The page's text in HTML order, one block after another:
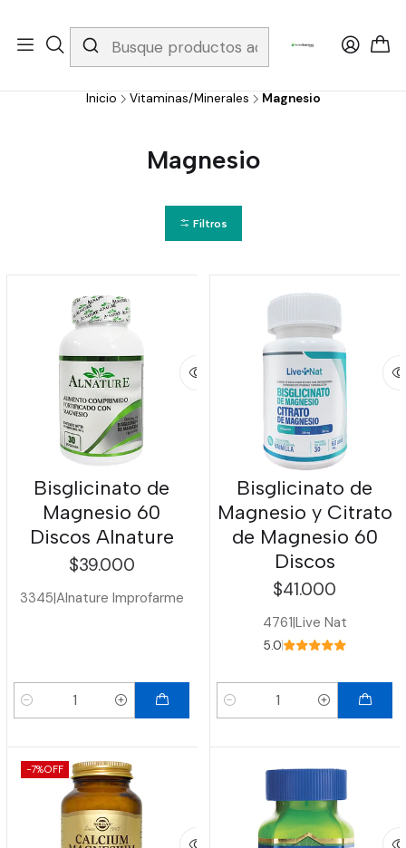
Whatsapp 3229079958/ Fijo 6019251796 / Envios a todo el país y
gratis apartir de 199.000!
Inicio Vitaminas/Minerales Magnesio
Magnesio
Filtros
Bisglicinato de
Magnesio 60
Discos Alnature
$39.000
3345|Alnature Improfarme
Cantidad
Bisglicinato de
Magnesio y Citrato
de Magnesio 60
Discos
$41.000
4761|Live Nat
5.0
Cantidad
-7%OFF